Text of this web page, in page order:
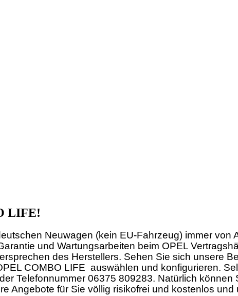
LIFE!
Neuwagen (kein EU-Fahrzeug) immer von
und Wartungsarbeiten beim OPEL
des Herstellers. Sehen Sie sich unsere
COMBO LIFE auswählen und konfigurieren.
Telefonnummer 06375 809283. Natürlich
Angebote für Sie völlig risikofrei und kostenlos